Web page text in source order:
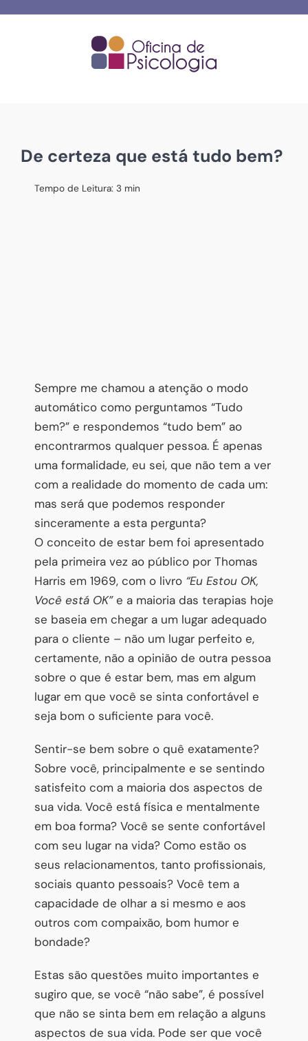
De certeza que está tudo bem?
Tempo de Leitura: 3 min
Sempre me chamou a atenção o modo
automático como perguntamos “Tudo
bem?” e respondemos “tudo bem” ao
encontrarmos qualquer pessoa. É apenas
uma formalidade, eu sei, que não tem a ver
com a realidade do momento de cada um:
mas será que podemos responder
sinceramente a esta pergunta?
O conceito de estar bem foi apresentado
pela primeira vez ao público por Thomas
Harris em 1969, com o livro “Eu Estou OK,
Você está OK”e a maioria das terapias hoje
se baseia em chegar a um lugar adequado
para o cliente – não um lugar perfeito e,
certamente, não a opinião de outra pessoa
sobre o que é estar bem, mas em algum
lugar em que você se sinta confortável e
seja bom o suficiente para você.
Sentir-se bem sobre o quê exatamente?
Sobre você, principalmente e se sentindo
satisfeito com a maioria dos aspectos de
sua vida. Você está física e mentalmente
em boa forma? Você se sente confortável
com seu lugar na vida? Como estão os
seus relacionamentos, tanto profissionais,
sociais quanto pessoais? Você tem a
capacidade de olhar a si mesmo e aos
outros com compaixão, bom humor e
bondade?
Estas são questões muito importantes e
sugiro que, se você “não sabe”, é possível
que não se sinta bem em relação a alguns
aspectos de sua vida. Pode ser que você